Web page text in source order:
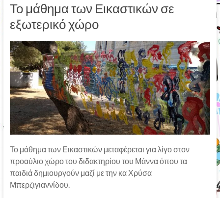
Το μάθημα των Εικαστικών σε
εξωτερικό χώρο
Το μάθημα των Εικαστικών μεταφέρεται για λίγο στον
προαύλιο χώρο του διδακτηρίου του Μάννα όπου τα
παιδιά δημιουργούν μαζί με την κα Χρύσα
Μπερζιγιαννίδου.